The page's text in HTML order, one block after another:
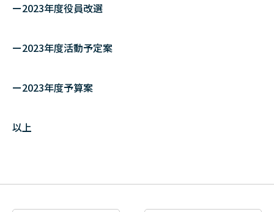
ー2023年度役員改選
ー2023年度活動予定案
ー2023年度予算案
以上